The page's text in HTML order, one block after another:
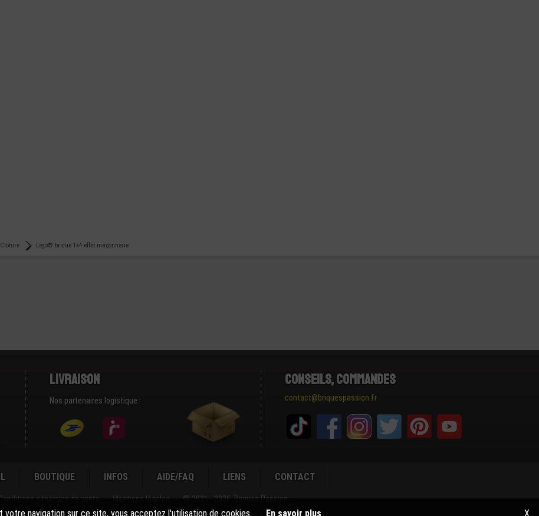
Lego® brique 1x4 effet maçonnerie
Livraison
Nos partenaires logistique :
Conseils, Commandes
contact@briquespassion.fr
BOUTIQUE INFOS AIDE/FAQ LIENS CONTACT
générales de vente Mentions légales © 2021 - 2026 Briques Passion
votre navigation sur ce site, vous acceptez l'utilisation de cookies. En savoir plus X